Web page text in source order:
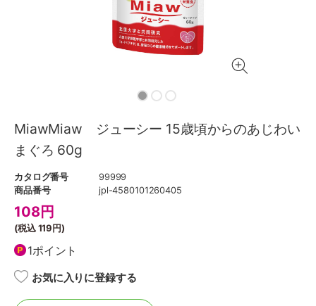
MiawMiaw ジューシー 15歳頃からのあじわい
まぐろ 60g
カタログ番号
99999
商品番号
jpl-4580101260405
108円
(税込119円)
1ポイント
お気に入りに登録する